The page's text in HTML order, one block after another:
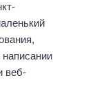
веб-